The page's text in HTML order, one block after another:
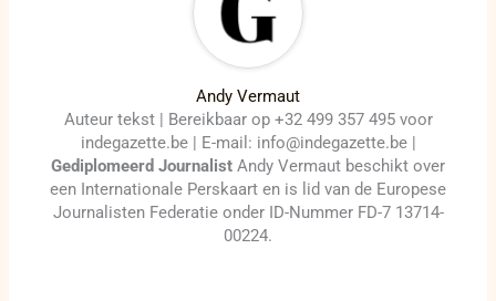
Andy Vermaut
Auteur tekst | Bereikbaar op +32 499 357 495 voor
indegazette.be | E-mail: info@indegazette.be |
Gediplomeerd Journalist Andy Vermaut beschikt over
een Internationale Perskaart en is lid van de Europese
Journalisten Federatie onder ID-Nummer FD-7 13714-
00224.